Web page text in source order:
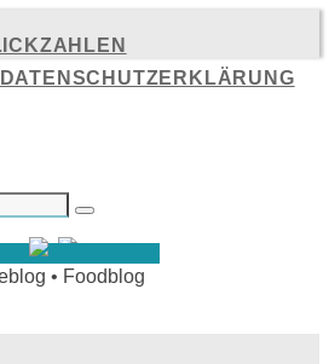
DATENSCHUTZERKLÄRUNG
Suchen